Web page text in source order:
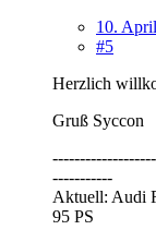
10.
#5
Herzlich
Gruß Syccon
-----------
Aktuell: Audi
95 PS